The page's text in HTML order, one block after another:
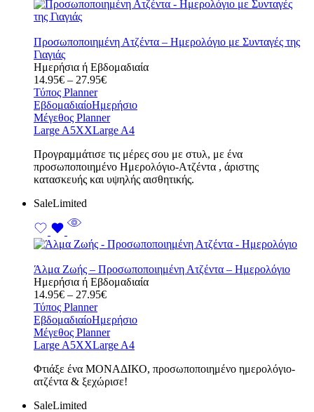
Προσωποποιημένη Ατζέντα – Ημερολόγιο με Συνταγές της
Γιαγιάς
Ημερήσια ή Εβδομαδιαία
14.95€ – 27.95€Price
14.95€
through
27.95€
Τύπος Planner
ΕβδομαδιαίοΗμερήσιο
Μέγεθος Planner
Large A5XXLarge A4
Προγραμμάτισε τις μέρες σου με στυλ, με ένα
προσωποποιημένο Ημερολόγιο-Ατζέντα , άριστης
κατασκευής και υψηλής αισθητικής.
SaleLimited
Άλμα Ζωής – Προσωποποιημένη Ατζέντα – Ημερολόγιο
Ημερήσια ή Εβδομαδιαία
14.95€ – 27.95€Price
14.95€
through
27.95€
Τύπος Planner
ΕβδομαδιαίοΗμερήσιο
Μέγεθος Planner
Large A5XXLarge A4
Φτιάξε ένα ΜΟΝΑΔΙΚΟ, προσωποποιημένο ημερολόγιο-
ατζέντα & ξεχώρισε!
SaleLimited